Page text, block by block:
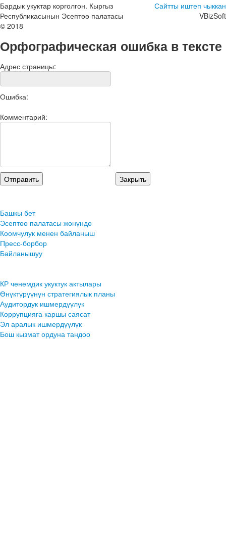
Бардык укуктар корголгон. Кыргыз
Республикасынын Эсептөө палатасы
© 2018
Сайтты иштеп чыккан
VBizSoft
Орфографическая ошибка в тексте
Адрес страницы:
Ошибка:
Комментарий:
Башкы бет
Эсептөө палатасы жөнүндө
Коомчулук менен байланыш
Пресс-борбор
Байланышуу
КР ченемдик укуктук актылары
Өнүктүрүүнүн стратегиялык планы
Аудитордук ишмердүүлүк
Коррупцияга каршы саясат
Эл аралык ишмердүүлүк
Бош кызмат ордуна тандоо